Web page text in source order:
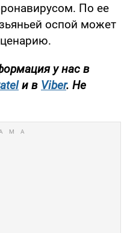
По ее
оспой может
у нас в
и в Viber. Не